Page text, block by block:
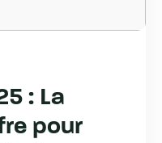
: La
pour